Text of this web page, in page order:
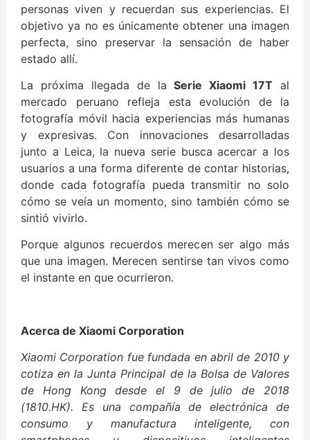
personas viven y recuerdan sus experiencias. El
objetivo ya no es únicamente obtener una imagen
perfecta, sino preservar la sensación de haber
estado allí.
La próxima llegada de laSerie Xiaomi 17T al
mercado peruano refleja esta evolución de la
fotografía móvil hacia experiencias más humanas
y expresivas. Con innovaciones desarrolladas
junto a Leica, la nueva serie busca acercar a los
usuarios a una forma diferente de contar historias,
donde cada fotografía pueda transmitir no solo
cómo se veía un momento, sino también cómo se
sintió vivirlo.
Porque algunos recuerdos merecen ser algo más
que una imagen. Merecen sentirse tan vivos como
el instante en que ocurrieron.
Acerca de Xiaomi Corporation
Xiaomi Corporation fue fundada en abril de 2010 y
cotiza en la Junta Principal de la Bolsa de Valores
de Hong Kong desde el 9 de julio de 2018
(1810.HK). Es una compañía de electrónica de
consumo y manufactura inteligente, con